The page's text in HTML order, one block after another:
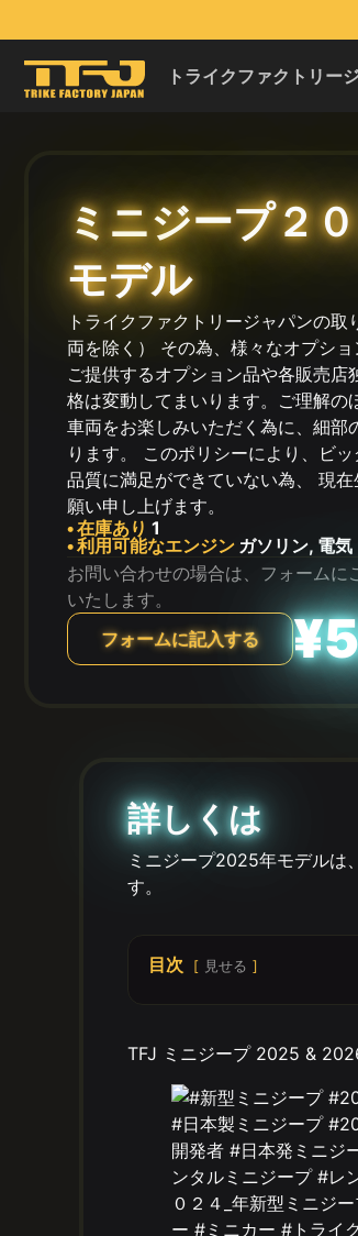
トライクファクトリー
ミニジープ２
モデル
トライクファクトリージャパンの
両を除く） その為、様々なオプシ
ご提供するオプション品や各販売
格は変動してまいります。ご理解
車両をお楽しみいただく為に、細部
ります。 このポリシーにより、ビ
品質に満足ができていない為、 現
願い申し上げます。
• 在庫あり 1
• 利用可能なエンジン ガソリン, 電気
お問い合わせの場合は、フォーム
いたします。
フォームに記入する
詳しくは
ミニジープ2025年モデルは
す。
目次 見せる
TFJ ミニジープ 2025 &